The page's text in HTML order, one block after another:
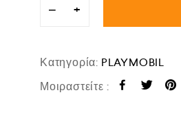
− +
Κατηγορία: PLAYMOBIL
Μοιραστείτε :